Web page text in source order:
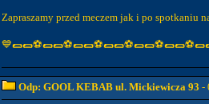
Zapraszamy przed meczem jak i po spotkaniu
Odp: GOOL KEBAB ul. Mickiewicza 93 -